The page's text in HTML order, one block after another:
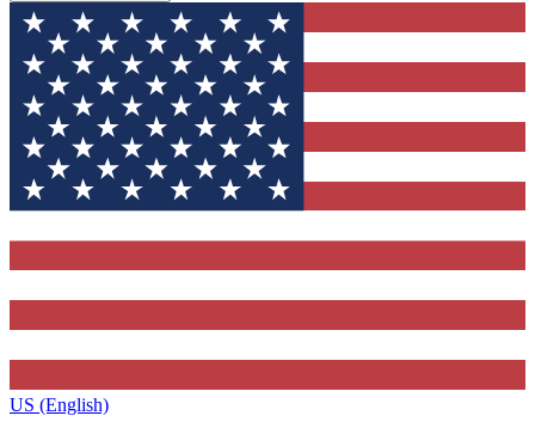
US (English)